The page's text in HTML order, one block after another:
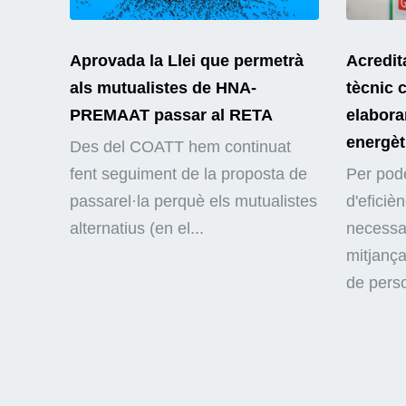
Aprovada la Llei que permetrà
als mutualistes de HNA-
PREMAAT passar al RETA
Des del COATT hem continuat
fent seguiment de la proposta de
passarel·la perquè els mutualistes
alternatius (en el...
tècnic
Per
de